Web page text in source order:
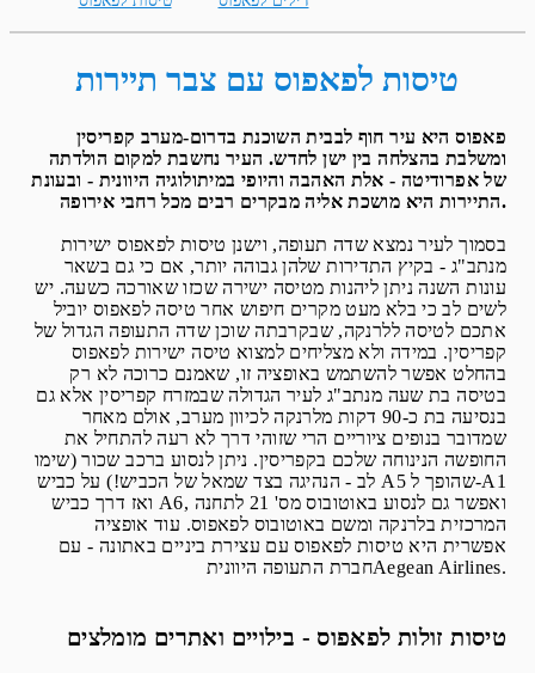
טיסות לפאפוס עם צבר תיירות
פאפוס היא עיר חוף לבבית השוכנת בדרום-מערב קפריסין
ומשלבת בהצלחה בין ישן לחדש. העיר נחשבת למקום הולדתה
של אפרודיטה - אלת האהבה והיופי במיתולוגיה היוונית - ובעונת
התיירות היא מושכת אליה מבקרים רבים מכל רחבי אירופה.
בסמוך לעיר נמצא שדה תעופה, וישנן טיסות לפאפוס ישירות
מנתב"ג - בקיץ התדירות שלהן גבוהה יותר, אם כי גם בשאר
עונות השנה ניתן ליהנות מטיסה ישירה שכזו שאורכה כשעה. יש
לשים לב כי בלא מעט מקרים חיפוש אחר טיסה לפאפוס יוביל
אתכם לטיסה ללרנקה, שבקרבתה שוכן שדה התעופה הגדול של
קפריסין. במידה ולא מצליחים למצוא טיסה ישירות לפאפוס
בהחלט אפשר להשתמש באופציה זו, שאמנם כרוכה לא רק
בטיסה בת שעה מנתב"ג לעיר הגדולה שבמזרח קפריסין אלא גם
בנסיעה בת כ-90 דקות מלרנקה לכיוון מערב, אולם מאחר
שמדובר בנופים ציוריים הרי שזוהי דרך לא רעה להתחיל את
החופשה הנינוחה שלכם בקפריסין. ניתן לנסוע ברכב שכור (שימו
לב - הנהיגה בצד שמאל של הכביש!) על כביש A5 שהופך ל-A1
ואז דרך כביש A6, ואפשר גם לנסוע באוטובוס מס' 21 לתחנה
המרכזית בלרנקה ומשם באוטובוס לפאפוס. עוד אופציה
אפשרית היא טיסות לפאפוס עם עצירת ביניים באתונה - עם
חברת התעופה היווניתAegean Airlines.
טיסות זולות לפאפוס - בילויים ואתרים מומלצים